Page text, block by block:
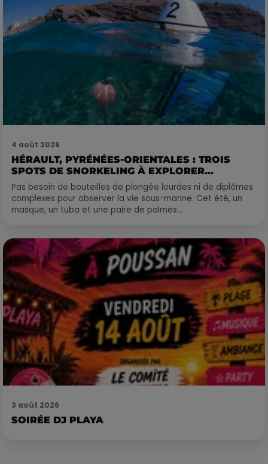
4 août 2026
HÉRAULT, PYRÉNÉES-ORIENTALES : TROIS
SPOTS DE SNORKELING À EXPLORER...
Pas besoin de bouteilles de plongée lourdes ni de diplômes
complexes pour observer la vie sous-marine. Cet été, un
masque, un tuba et une paire de palmes...
3 août 2026
SOIRÉE DJ PLAYA